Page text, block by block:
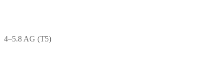
4–5.8 AG (T5)